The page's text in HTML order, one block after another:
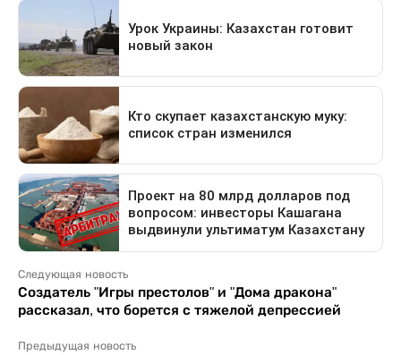
Следующая новость
Создатель "Игры престолов" и "Дома дракона"
рассказал, что борется с тяжелой депрессией
Предыдущая новость